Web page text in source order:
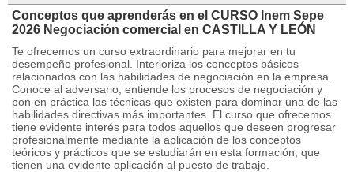
Conceptos que aprenderás en el CURSO Inem Sepe
2026 Negociación comercial en CASTILLA Y LEÓN
Te ofrecemos un curso extraordinario para mejorar en tu
desempeño profesional. Interioriza los conceptos básicos
relacionados con las habilidades de negociación en la empresa.
Conoce al adversario, entiende los procesos de negociación y
pon en práctica las técnicas que existen para dominar una de las
habilidades directivas más importantes. El curso que ofrecemos
tiene evidente interés para todos aquellos que deseen progresar
profesionalmente mediante la aplicación de los conceptos
teóricos y prácticos que se estudiarán en esta formación, que
tienen una evidente aplicación al puesto de trabajo.